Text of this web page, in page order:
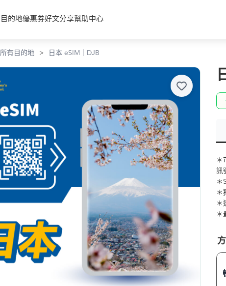
目的地優惠券好文分享幫助中心
所有目的地 > 日本 eSIM｜DJB
＊
訊
＊
＊
＊
＊